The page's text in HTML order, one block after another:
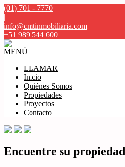
(01) 701 - 7770
|
info@cmtinmobiliaria.com
+51 989 544 600
MENÚ
LLAMAR
Inicio
Quiénes Somos
Propiedades
Proyectos
Contacto
Encuentre su propiedad